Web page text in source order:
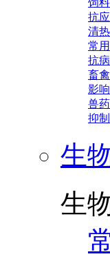
饲
抗
清
常
抗
畜
影
兽
抑
生
生